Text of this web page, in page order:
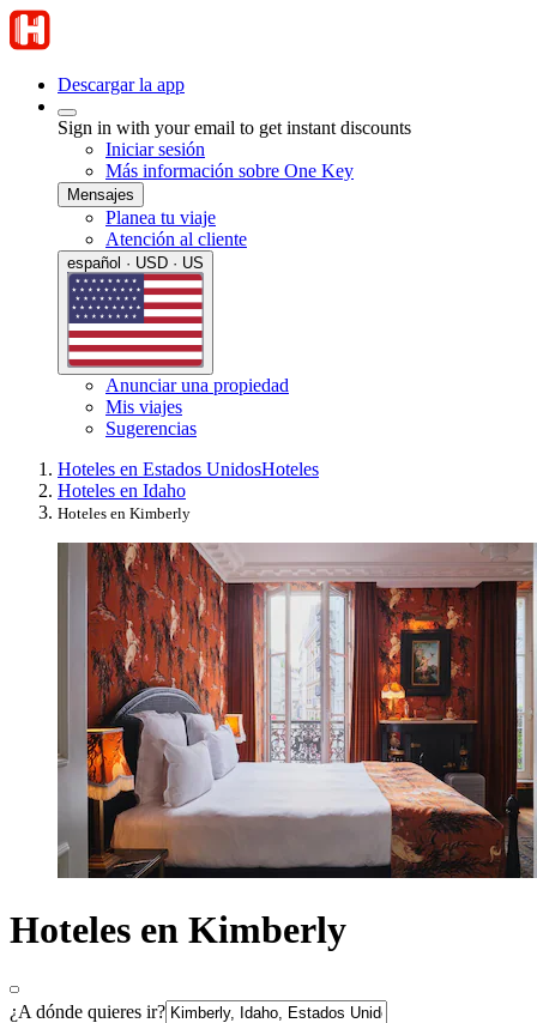
Descargar la app
Sign in with your email to get instant discounts
Iniciar sesión
Más información sobre One Key
Mensajes
Planea tu viaje
Atención al cliente
español · USD · US
Anunciar una propiedad
Mis viajes
Sugerencias
Hoteles en Estados UnidosHoteles
Hoteles en Idaho
Hoteles en Kimberly
Hoteles en Kimberly
¿A dónde quieres ir?